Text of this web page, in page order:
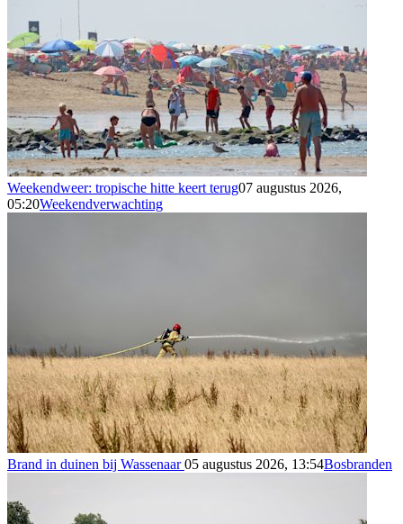
Weekendweer: tropische hitte keert terug07 augustus 2026,
05:20Weekendverwachting
Brand in duinen bij Wassenaar05 augustus 2026, 13:54Bosbranden